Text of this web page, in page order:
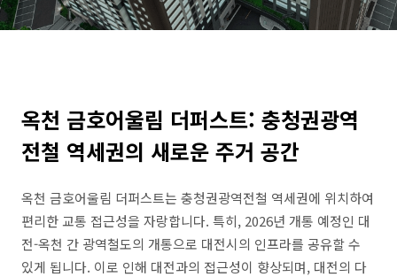
옥천 금호어울림 더퍼스트: 충청권광역
전철 역세권의 새로운 주거 공간
옥천 금호어울림 더퍼스트는 충청권광역전철 역세권에 위치하여
편리한 교통 접근성을 자랑합니다. 특히, 2026년 개통 예정인 대
전-옥천 간 광역철도의 개통으로 대전시의 인프라를 공유할 수
있게 됩니다. 이로 인해 대전과의 접근성이 향상되며, 대전의 다